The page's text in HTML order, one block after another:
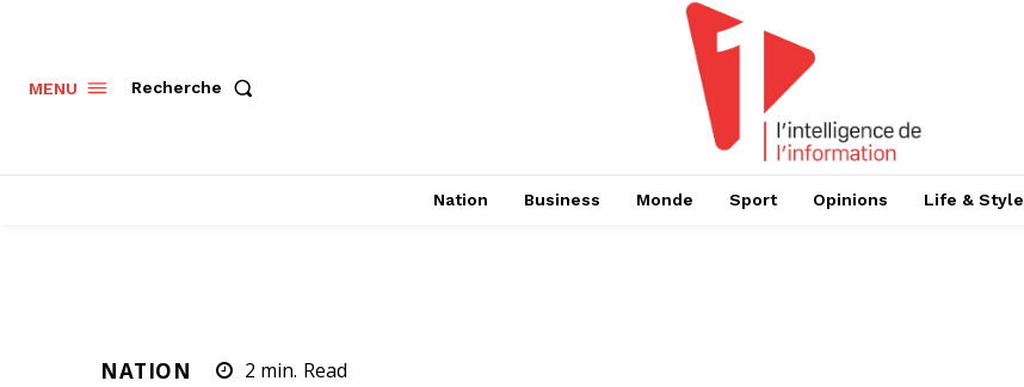
MENU Recherche
Nation Business Monde Sport Opinions Life & Style
NATION 2 min. Read